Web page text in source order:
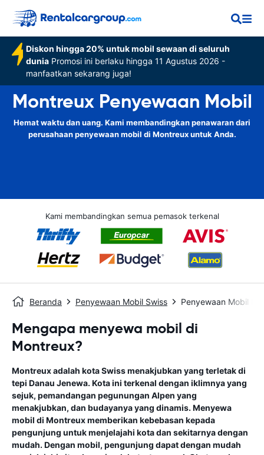
Diskon hingga 20% untuk mobil sewaan di seluruh
dunia Promosi ini berlaku hingga 11 Agustus 2026 -
manfaatkan sekarang juga!
Montreux Penyewaan Mobil
Hemat waktu dan uang. Kami membandingkan penawaran dari
perusahaan penyewaan mobil di Montreux untuk Anda.
Kami membandingkan semua pemasok terkenal
Beranda Penyewaan Mobil Swiss Penyewaan Mobil
Mengapa menyewa mobil di
Montreux?
Montreux adalah kota Swiss menakjubkan yang terletak di
tepi Danau Jenewa. Kota ini terkenal dengan iklimnya yang
sejuk, pemandangan pegunungan Alpen yang
menakjubkan, dan budayanya yang dinamis. Menyewa
mobil di Montreux memberikan kebebasan kepada
pengunjung untuk menjelajahi kota dan sekitarnya dengan
mudah. Dengan mobil, pengunjung dapat dengan mudah